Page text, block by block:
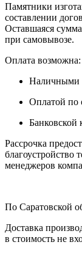
Памятники
составлении
Оставшаяся
при самовывозе.
Оплата возможна:
Наличными
Оплатой по
Банковской
Рассрочка
благоустройство
менеджеров
По Саратовской
Доставка
в стоимость не